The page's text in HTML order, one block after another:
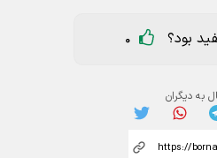
بود؟ 0
به دیگران